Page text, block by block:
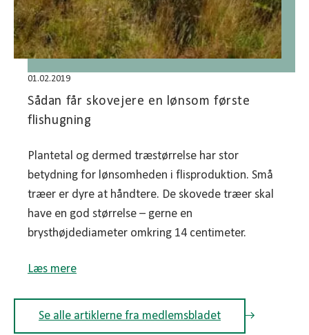
01.02.2019
Sådan får skovejere en lønsom første
flishugning
Plantetal og dermed træstørrelse har stor
betydning for lønsomheden i flisproduktion. Små
træer er dyre at håndtere. De skovede træer skal
have en god størrelse – gerne en
brysthøjdediameter omkring 14 centimeter.
Læs mere
Se alle artiklerne fra medlemsbladet